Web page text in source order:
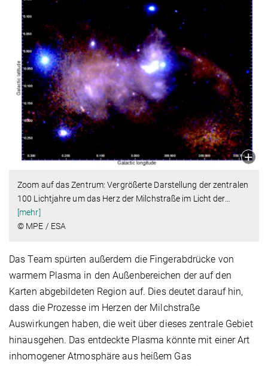
Zoom auf das Zentrum: Vergrößerte Darstellung der zentralen
100 Lichtjahre um das Herz der Milchstraße im Licht der…
[mehr]
© MPE / ESA
Das Team spürten außerdem die Fingerabdrücke von
warmem Plasma in den Außenbereichen der auf den
Karten abgebildeten Region auf. Dies deutet darauf hin,
dass die Prozesse im Herzen der Milchstraße
Auswirkungen haben, die weit über dieses zentrale Gebiet
hinausgehen. Das entdeckte Plasma könnte mit einer Art
inhomogener Atmosphäre aus heißem Gas